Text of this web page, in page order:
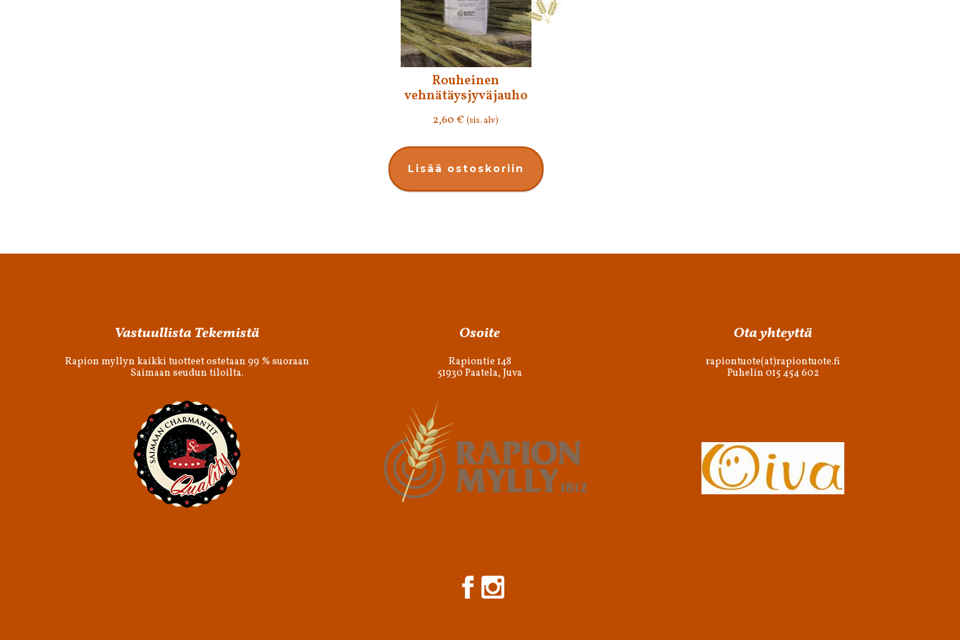
Rouheinen
vehnätäysjyväjauho
2,60€(sis. alv)
Lisää ostoskoriin
Vastuullista Tekemistä
Rapion myllyn kaikki tuotteet ostetaan 99 % suoraan
Saimaan seudun tiloilta.
Osoite
Rapiontie 148
51930 Paatela, Juva
Ota yhteyttä
rapiontuote(at)rapiontuote.fi
Puhelin 015 454 602